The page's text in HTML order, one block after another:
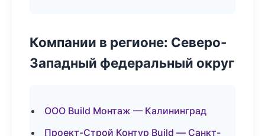
Компании в регионе: Северо-
Западный федеральный округ
ООО Build Монтаж — Калининград
Проект-Строй Контур Build — Санкт-